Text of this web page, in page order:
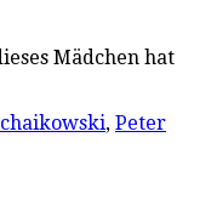
Mädchen hat
, Peter